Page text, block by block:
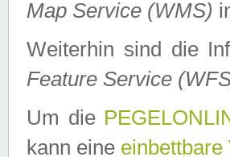
Map Service (WMS)
Weiterhin sind die
Feature Service
Um die
kann eine einbettbare